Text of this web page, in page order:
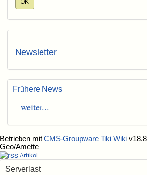
Newsletter
Frühere News:
weiter...
Betrieben mit CMS-Groupware Tiki Wiki
Geo/Amette
Artikel
Serverlast